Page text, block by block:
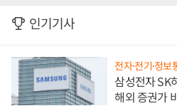
인기기사
전자·전기·정보
삼성전자 SK
해외 증권가